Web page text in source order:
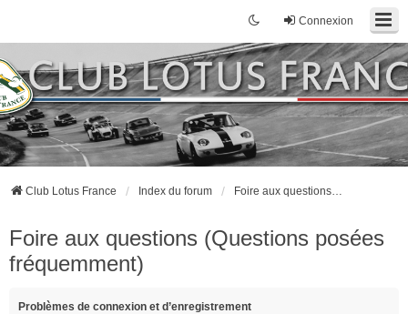
Connexion
Club Lotus France Index du forum Foire aux questions (Questions posées fréquemment)
Foire aux questions (Questions posées
fréquemment)
Problèmes de connexion et d’enregistrement